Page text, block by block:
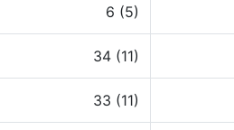
6 (5)
34 (11)
33 (11)